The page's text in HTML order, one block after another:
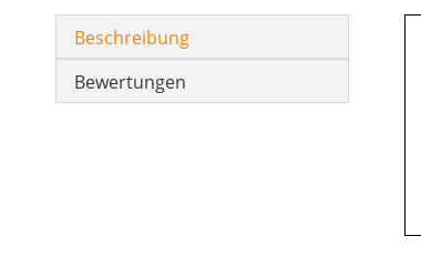
Beschreibung
Bewertungen